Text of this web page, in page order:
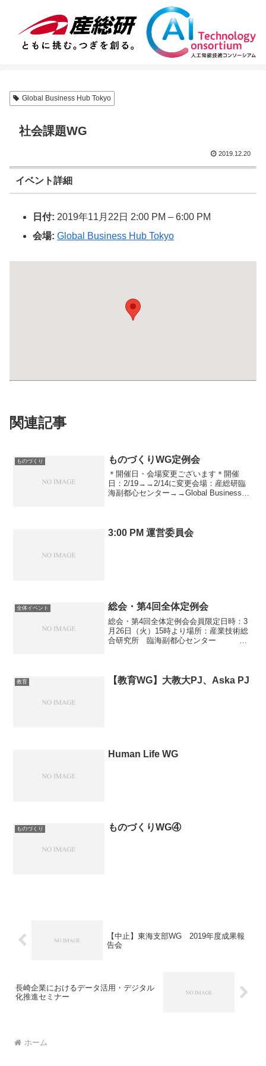
Global Business Hub Tokyo
社会課題WG
2019.12.20
イベント詳細
日付: 2019年11月22日 2:00 PM –6:00 PM
会場: Global Business Hub Tokyo
関連記事
ものづくり ものづくりWG定例会
＊開催日・会場変更ございます＊開催
日：2/19→→2/14に変更会場：産総研臨
海副都心センター→→Global Business
3:00 PM 運営委員会
全体イベント 総会・第4回全体定例会
総会・第4回全体定例会会員限定日時：3
月26日（火）15時より場所：産業技術総
合研究所 臨海副都心センター 別
教育 【教育WG】大教大PJ、Aska PJ
Human Life WG
ものづくり ものづくりWG④
【中止】東海支部WG 2019年度成果報
告会
長崎企業におけるデータ活用・デジタル
化推進セミナー
ホーム